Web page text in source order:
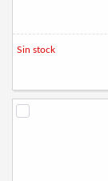
Sin stock